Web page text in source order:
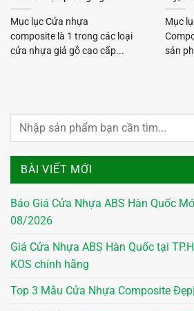
BÀI VIẾT MỚI
Báo Giá Cửa Nhựa ABS Hàn Quốc
08/2026
Giá Cửa Nhựa ABS Hàn Quốc tại
KOS chính hãng
Top 3 Mẫu Cửa Nhựa Composite
Mục lục Cửa nhựa
composite là 1 trong các loại
cửa nhựa giả gỗ cao cấp...
Mục
sản